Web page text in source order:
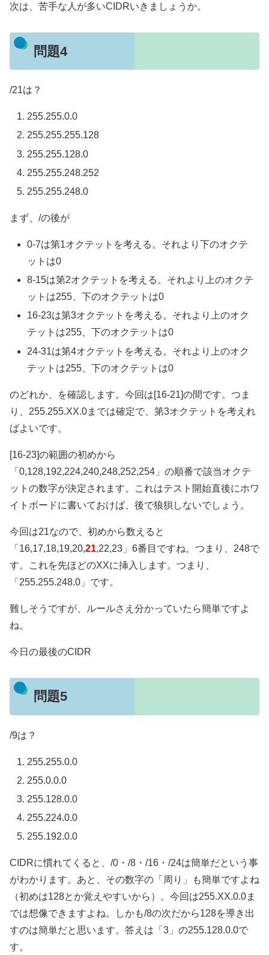
次は、苦手な人が多いCIDRいきましょうか。
問題4
/21は？
255.255.0.0
255.255.255.128
255.255.128.0
255.255.248.252
255.255.248.0
まず、/の後が
0-7は第1オクテットを考える。それより下のオクテ
ットは0
8-15は第2オクテットを考える。それより上のオクテ
ットは255、下のオクテットは0
16-23は第3オクテットを考える。それより上のオク
テットは255、下のオクテットは0
24-31は第4オクテットを考える。それより上のオク
テットは255、下のオクテットは0
のどれか、を確認します。今回は[16-21]の間です。つま
り、255.255.XX.0までは確定で、第3オクテットを考えれ
ばよいです。
[16-23]の範囲の初めから
「0,128,192,224,240,248,252,254」の順番で該当オクテ
ットの数字が決定されます。これはテスト開始直後にホワ
イトボードに書いておけば、後で狼狽しないでしょう。
今回は21なので、初めから数えると
「16,17,18,19,20,21,22,23」6番目ですね。つまり、248で
す。これを先ほどのXXに挿入します。つまり、
「255.255.248.0」です。
難しそうですが、ルールさえ分かっていたら簡単ですよ
ね。
今日の最後のCIDR
問題5
/9は？
255.255.0.0
255.0.0.0
255.128.0.0
255.224.0.0
255.192.0.0
CIDRに慣れてくると、/0・/8・/16・/24は簡単だという事
がわかります。あと、その数字の「周り」も簡単ですよね
（初めは128とか覚えやすいから）。今回は255.XX.0.0ま
では想像できますよね。しかも/8の次だから128を導き出
すのは簡単だと思います。答えは「3」の255.128.0.0で
す。